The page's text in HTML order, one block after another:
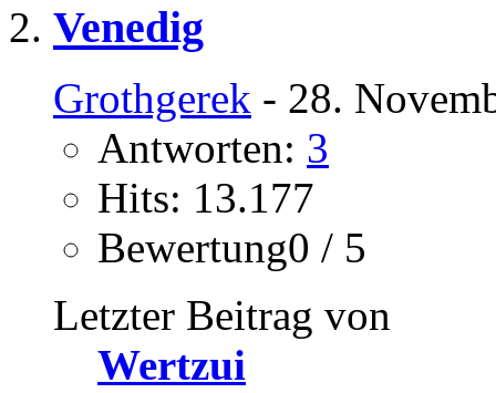
Venedig
Grothgerek - 28.
Antworten: 3
Hits: 13.177
Bewertung0 / 5
Letzter Beitrag von
Wertzui